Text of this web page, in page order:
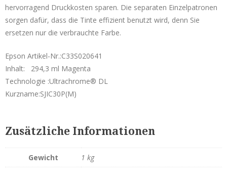
Seiko Etikettendrucker
Mobile Drucker
Zubehör Mobile Drucker
Original Seiko Etiketten
hervorragend Druckkosten sparen. Die separaten Einzelpatronen
sorgen dafür, dass die Tinte effizient benutzt wird, denn Sie
ersetzen nur die verbrauchte Farbe.
Epson Artikel-Nr.:C33S020641
Inhalt: 294,3 ml Magenta
Technologie :Ultrachrome® DL
Kurzname:SJIC30P(M)
Zusätzliche Informationen
Gewicht 1 kg